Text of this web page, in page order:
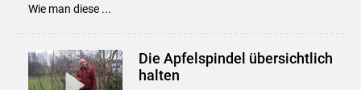
Wie man diese ...
Die Apfelspindel übersichtlich
halten